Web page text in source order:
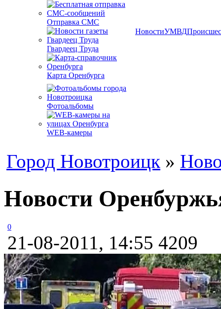
Отправка СМС
Гвардеец Труда
Карта Оренбурга
Фотоальбомы
WEB-камеры
НовостиУМВД
Город Новотроицк »
Новости
0
21-08-2011, 14:55 4209